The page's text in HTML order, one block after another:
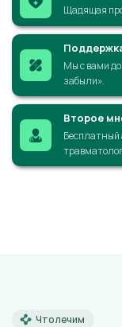
Щадящая
Мы с вами
забыли».
Второе
Бесплатный
Что лечим